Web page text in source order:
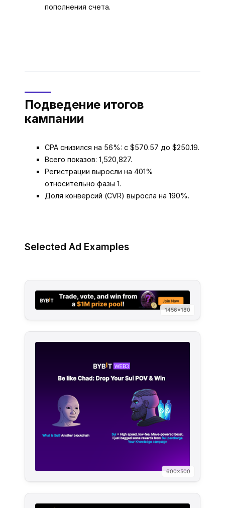
пополнения счета.
Подведение итогов
кампании
CPA снизился на 56%: с $570.57 до $250.19.
Всего показов: 1,520,827.
Регистрации выросли на 401%
относительно фазы 1.
Доля конверсий (CVR) выросла на 190%.
Selected Ad Examples
1456×180
600×500